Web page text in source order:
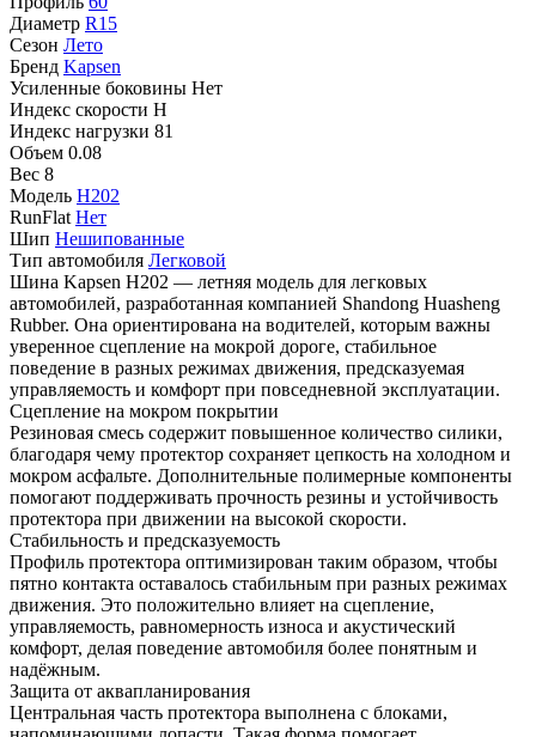
Диаметр R15
Сезон Лето
Бренд Kapsen
Усиленные боковины Нет
Индекс скорости H
Индекс нагрузки 81
Объем 0.08
Вес 8
Модель H202
RunFlat Нет
Шип Нешипованные
Тип автомобиля Легковой
Шина Kapsen H202 — летняя модель для легковых
автомобилей, разработанная компанией Shandong Huasheng
Rubber. Она ориентирована на водителей, которым важны
уверенное сцепление на мокрой дороге, стабильное
поведение в разных режимах движения, предсказуемая
управляемость и комфорт при повседневной эксплуатации.
Сцепление на мокром покрытии
Резиновая смесь содержит повышенное количество силики,
благодаря чему протектор сохраняет цепкость на холодном и
мокром асфальте. Дополнительные полимерные компоненты
помогают поддерживать прочность резины и устойчивость
протектора при движении на высокой скорости.
Стабильность и предсказуемость
Профиль протектора оптимизирован таким образом, чтобы
пятно контакта оставалось стабильным при разных режимах
движения. Это положительно влияет на сцепление,
управляемость, равномерность износа и акустический
комфорт, делая поведение автомобиля более понятным и
надёжным.
Защита от аквапланирования
Центральная часть протектора выполнена с блоками,